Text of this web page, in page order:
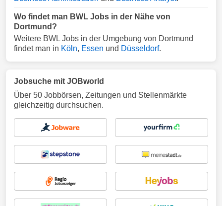
Wo findet man BWL Jobs in der Nähe von
Dortmund?
Weitere BWL Jobs in der Umgebung von Dortmund
findet man in Köln, Essen und Düsseldorf.
Jobsuche mit JOBworld
Über 50 Jobbörsen, Zeitungen und Stellenmärkte
gleichzeitig durchsuchen.